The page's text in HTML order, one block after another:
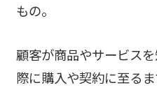
もの。
顧客が商品やサービス
際に購入や契約に至る